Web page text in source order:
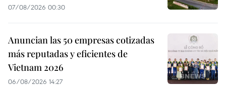
07/08/2026 00:30
Anuncian las 50 empresas cotizadas
más reputadas y eficientes de
Vietnam 2026
06/08/2026 14:27